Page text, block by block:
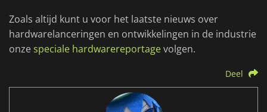
Zoals altijd kunt u voor het laatste nieuws over
hardwarelanceringen en ontwikkelingen in de industrie
onzespeciale hardwarereportagevolgen.
Deel